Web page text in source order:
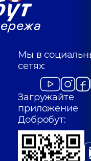
Мы в
сетях:
Загружайте
приложение
Добробут: